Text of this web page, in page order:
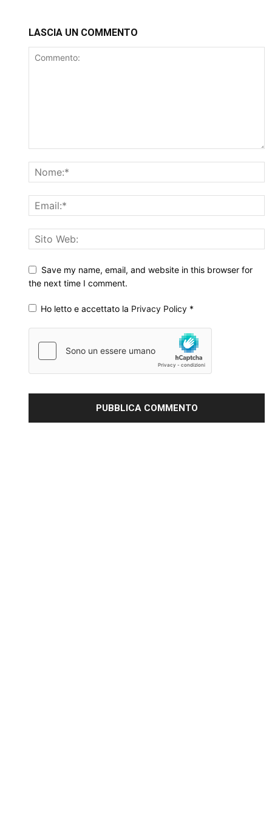
LASCIA UN COMMENTO
Save my name, email, and website in this browser for
the next time I comment.
Ho letto e accettato la Privacy Policy *